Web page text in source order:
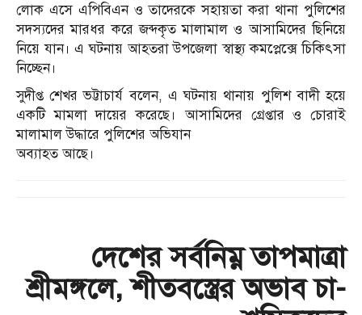
লোক এসে এপিবিএন ও তাদেরকে সহায়তা করা থানা পুলিশের
সদস্যদের মারধর করে জব্দকৃত মালামাল ও আসামিদের ছিনিয়ে
নিয়ে যান। এ ঘটনায় আহতরা উপজেলা স্বাস্থ্য কমপ্লেক্সে চিকিৎসা
নিচ্ছেন।
সুদীপ্ত শেখর ভট্টাচার্য‌ বলেন, এ ঘটনায় থানায় পুলিশ বাদী হয়ে
একটি মামলা দায়ের করেছে। আসামিদের গ্রেপ্তার ও চোরাই
মালামাল উদ্ধারে পুলিশের অভিযান
অব্যাহত আছে।
দেশের সর্বনিম্ন তাপমাত্রা
শ্রীমঙ্গলে, শীতবস্ত্রের অভাব চা-